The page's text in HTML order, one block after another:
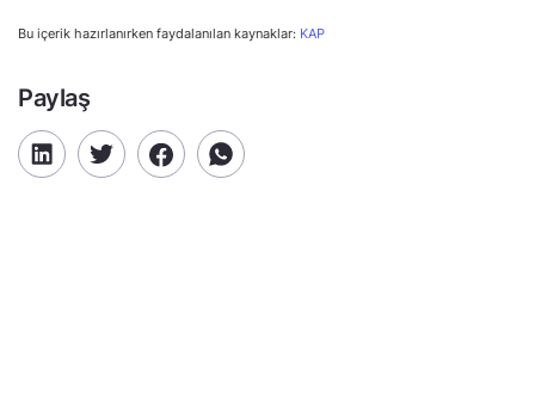
Bu içerik hazırlanırken faydalanılan kaynaklar: KAP
Paylaş